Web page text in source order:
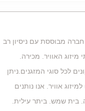
חברה מבוססת עם ניסיון רב
מיזוג האוויר. מכירה.
לכל סוגי המזגנים.ניתן
אוויר. אנו נותנים
בית שמש. ביתר עילית.